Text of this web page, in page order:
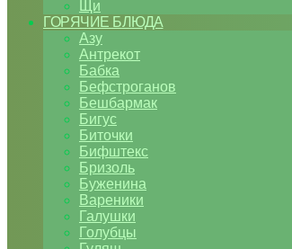
Щи
ГОРЯЧИЕ БЛЮДА
Азу
Антрекот
Бабка
Бефстроганов
Бешбармак
Бигус
Биточки
Бифштекс
Бризоль
Буженина
Вареники
Галушки
Голубцы